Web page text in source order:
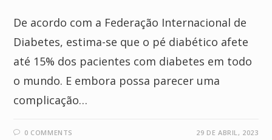
De acordo com a Federação Internacional de
Diabetes, estima-se que o pé diabético afete
até 15% dos pacientes com diabetes em todo
o mundo. E embora possa parecer uma
complicação…
0 COMMENTS 29 DE ABRIL, 2023